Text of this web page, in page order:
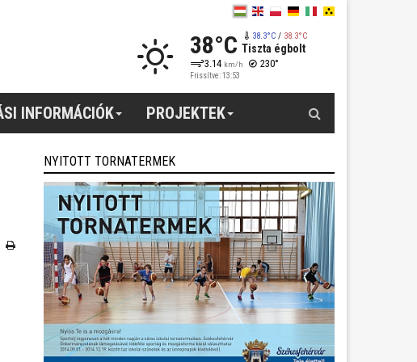
38°C 38.3°C/ 38.3°C
Tiszta égbolt
3.14 km/h 230°
Frissítve: 13:53
INFORMÁCIÓK PROJEKTEK
NYITOTT TORNATERMEK